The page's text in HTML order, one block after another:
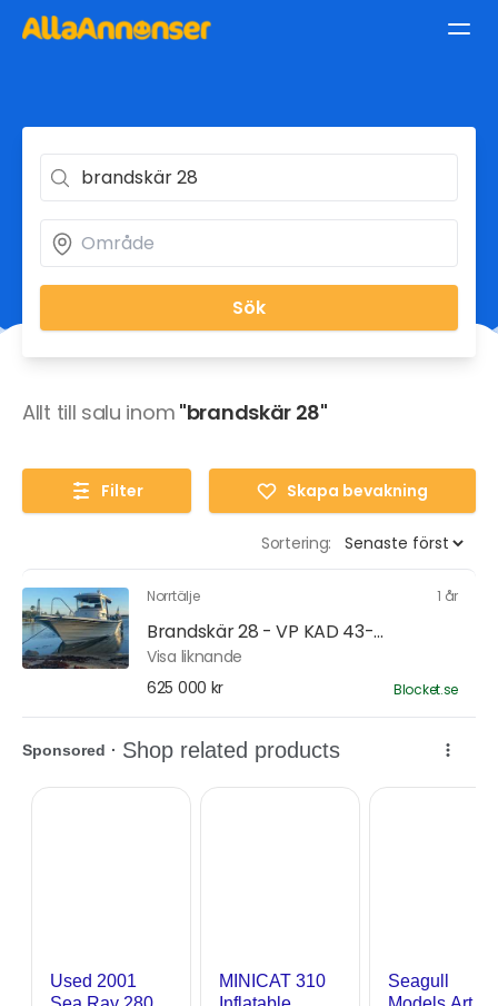
Sök
Allt till salu inom "brandskär 28"
Filter Skapa bevakning
Sortering:
Norrtälje 1 år
Brandskär 28 - VP KAD 43-...
Visa liknande
625 000 kr
Blocket.se